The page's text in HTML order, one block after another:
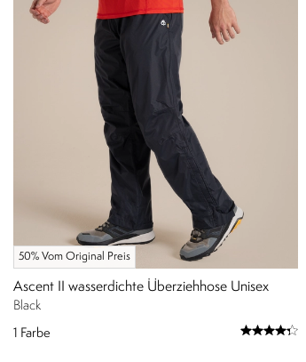
50% Vom Original Preis
Ascent II wasserdichte Überziehhose Unisex
Black
1 Farbe